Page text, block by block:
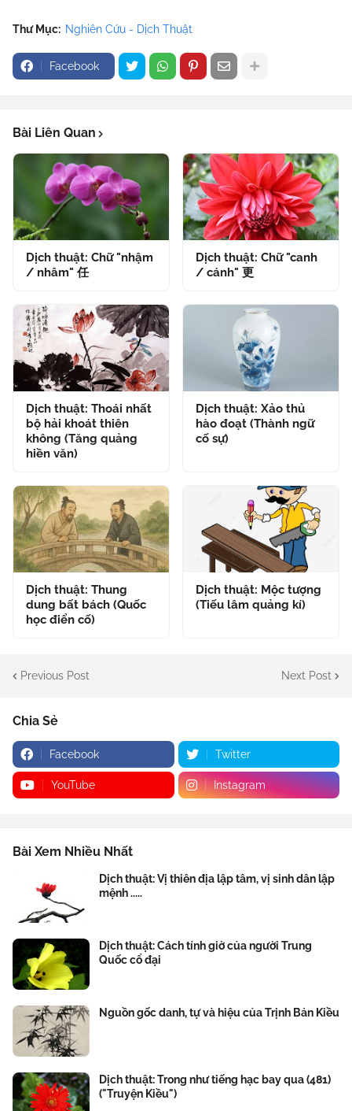
Thư Mục: Nghiên Cứu - Dịch Thuật
Facebook
Bài Liên Quan
Dịch thuật: Chữ "nhậm
/ nhâm" 任
Dịch thuật: Chữ "canh
/ cánh" 更
Dịch thuật: Thoái nhất
bộ hải khoát thiên
không (Tăng quảng
hiền văn)
Dịch thuật: Xảo thủ
hào đoạt (Thành ngữ
cố sự)
Dịch thuật: Thung
dung bất bách (Quốc
học điển cố)
Dịch thuật: Mộc tượng
(Tiếu lâm quảng kí)
Previous Post Next Post
Chia Sẻ
Facebook Twitter
YouTube Instagram
Bài Xem Nhiều Nhất
Dịch thuật: Vị thiên địa lập tâm, vị sinh dân lập
mệnh .....
Dịch thuật: Cách tính giờ của người Trung
Quốc cổ đại
Nguồn gốc danh, tự và hiệu của Trịnh Bản Kiều
Dịch thuật: Trong như tiếng hạc bay qua (481)
("Truyện Kiều")